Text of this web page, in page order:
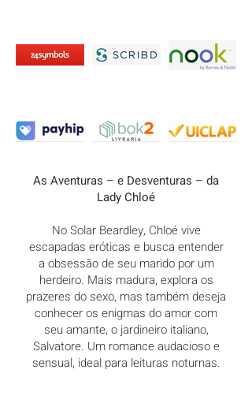
As Aventuras – e Desventuras – da
Lady Chloé
No Solar Beardley, Chloé vive
escapadas eróticas e busca entender
a obsessão de seu marido por um
herdeiro. Mais madura, explora os
prazeres do sexo, mas também deseja
conhecer os enigmas do amor com
seu amante, o jardineiro italiano,
Salvatore. Um romance audacioso e
sensual, ideal para leituras noturnas.